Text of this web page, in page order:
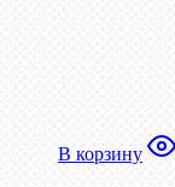
В корзину